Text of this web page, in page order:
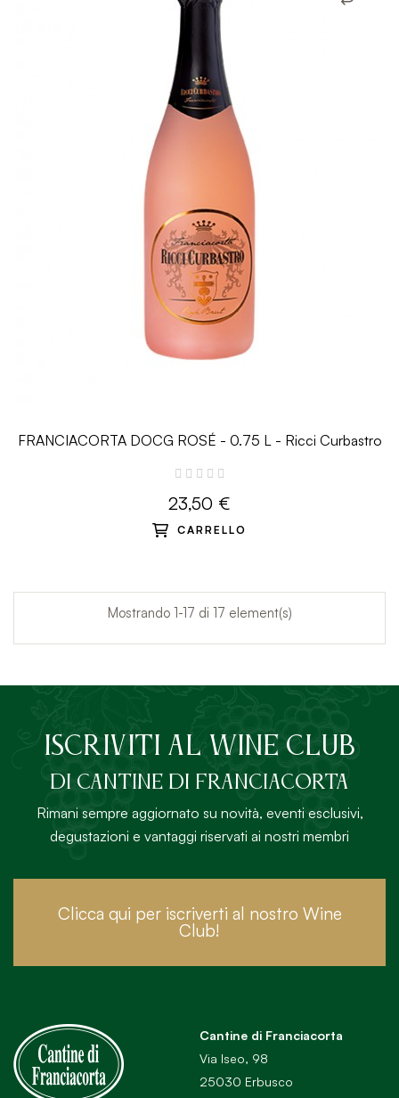
FRANCIACORTA DOCG ROSÉ - 0.75 L - Ricci Curbastro
23,50 €
CARRELLO
Mostrando 1-17 di 17 element(s)
ISCRIVITI AL Wine Club
DI Cantine di Franciacorta
Rimani sempre aggiornato su novità, eventi esclusivi,
degustazioni e vantaggi riservati ai nostri membri
Clicca qui per iscriverti al nostro Wine
Club!
Cantine di Franciacorta
Via Iseo, 98
25030 Erbusco